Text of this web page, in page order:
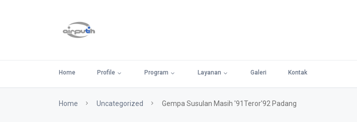
Home Profile Program Layanan Galeri Kontak
Home Uncategorized Gempa Susulan Masih '91Teror'92 Padang